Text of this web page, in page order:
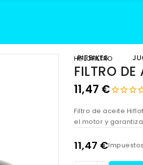
EQUIPACION PITBIKES
HIFLOFILTRO
FILTRO
11,47 €
Filtro de aceite
el motor y
11,47 €